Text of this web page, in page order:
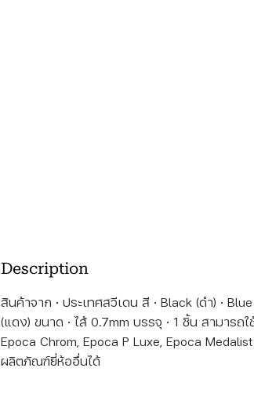
Description
สินค้าจาก · ประเทศสวีเดน สี · Black (ดำ) · Blue
(แดง) ขนาด · ไส้ 0.7mm บรรจุ · 1 ชิ้น สามารถใ
Epoca Chrom, Epoca P Luxe, Epoca
ผลิตภัณฑ์ยี่ห้ออื่นได้